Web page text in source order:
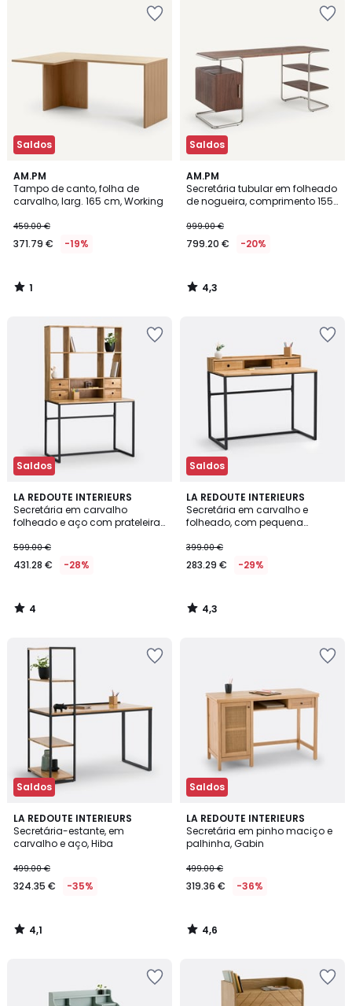
Saldos
AM.PM
Tampo de canto, folha de
carvalho, larg. 165 cm, Working
459.00 €
371.79 € -19%
1
/
5
1
/
Saldos
AM.PM
Secretária tubular em folheado
de nogueira, comprimento 155
999.00 €
799.20 € -20%
4,3
/ 5
4,3
/
Saldos
LA REDOUTE INTERIEURS
Secretária em carvalho
folheado e aço com prateleira
599.00 €
431.28 € -28%
4
/
5
4
/
Saldos
LA REDOUTE INTERIEURS
Secretária em carvalho e
folheado, com pequena
399.00 €
283.29 € -29%
4,3
/ 5
4,3
/
Saldos
LA REDOUTE INTERIEURS
Secretária-estante, em
carvalho e aço, Hiba
499.00 €
324.35 € -35%
4,1
/ 5
4,1
/
Saldos
LA REDOUTE INTERIEURS
Secretária em pinho maciço e
palhinha, Gabin
499.00 €
319.36 € -36%
4,6
/ 5
4,6
/